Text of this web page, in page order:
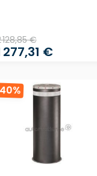
128,85 €
277,31 €